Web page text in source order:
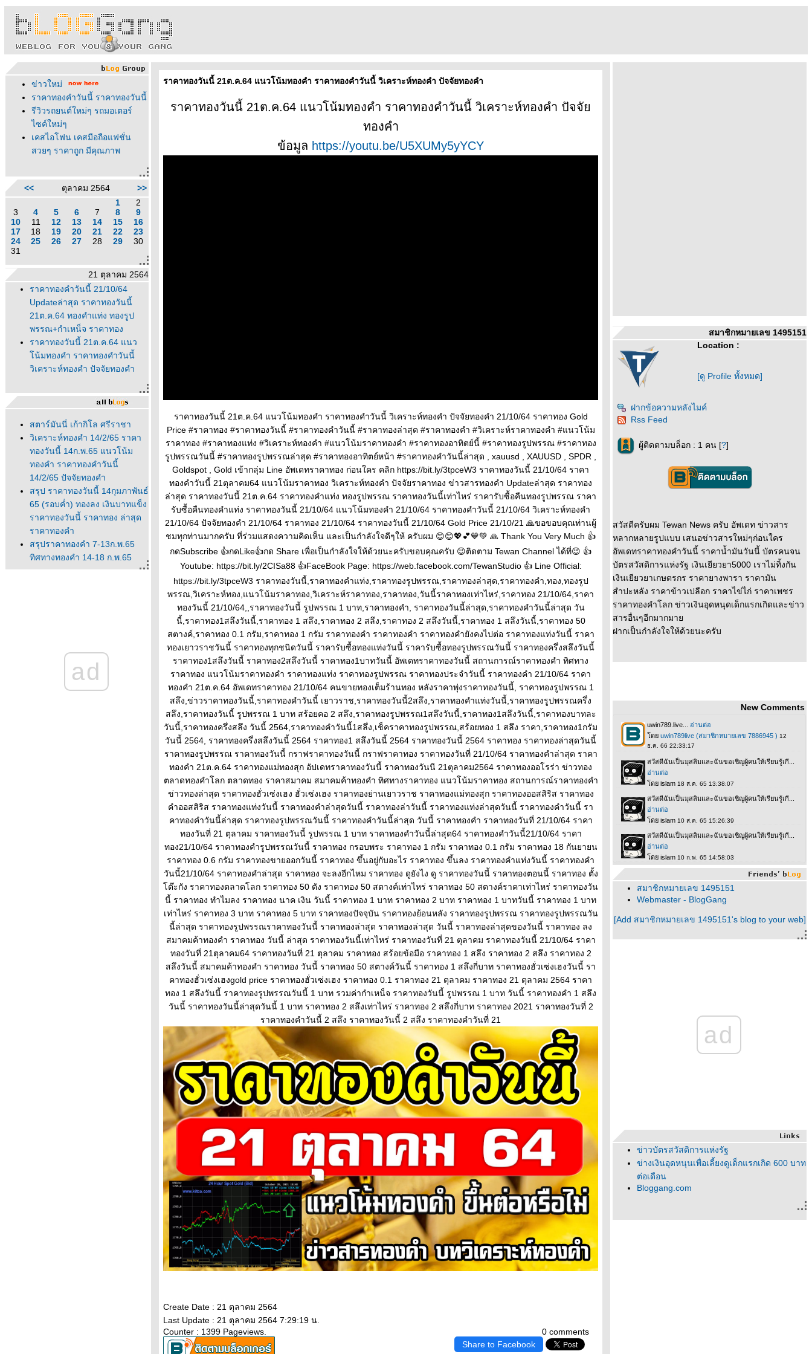
ข่าวใหม่
ราคาทองคำวันนี้ ราคาทองวันนี้
รีวิวรถยนต์ใหม่ๆ รถมอเตอร์
ไซค์ใหม่ๆ
เคสไอโฟน เคสมือถือแฟชั่น
สวยๆ ราคาถูก มีคุณภาพ
<< ตุลาคม 2564
>>
1
2
3
4 5 6 7 8
9
10
11 12 13 14 15
16
17
18 19 20 21 22
23
24
25 26 27 28 29
30
31
21 ตุลาคม 2564
ราคาทองคำวันนี้ 21/10/64
Updateล่าสุด ราคาทองวันนี้
21ต.ค.64 ทองคำแท่ง ทองรูป
พรรณ+กำเหน็จ ราคาทอง
ราคาทองวันนี้ 21ต.ค.64 แนว
น้มทองคำ ราคาทองคำวันนี้
วิเคราะห์ทองคำ ปัจจัยทองคำ
สตาร์มันนี่ เก้ากิโล ศรีราชา
วิเคราะห์ทองคำ 14/2/65 ราคา
ทองวันนี้ 14ก.พ.65 แนวโน้ม
ทองคำ ราคาทองคำวันนี้
14/2/65 ปัจจัยทองคำ
สรุป ราคาทองวันนี้ 14กุมภาพันธ์
65 (รอบค่ำ) ทองลง เงินบาทแข็ง
ราคาทองวันนี้ ราคาทอง ล่าสุด
ราคาทองคำ
สรุปราคาทองคำ 7-13ก.พ.65
ทิศทางทองคำ 14-18 ก.พ.65
นวโน้มทองคำ ราคาทองวันนี้
ราคาทองคำวันนี้ 11/2/65
Updateล่าสุด ราคาทองวันนี้
11ก.พ.65 ราคาทองคำแท่ง ราคา
ทองรูปพรรณ+กำเหน็จ ราค
ad
ราคาทองวันนี้ 21ต.ค.64 แนวโน้มทองคำ ราคาทองคำวันนี้ วิเคราะห์ทองคำ ปัจจัยทองคำ
ราคาทองวันนี้ 21ต.ค.64 แนวโน้มทองคำ ราคาทองคำวันนี้ วิเคราะห์ทองคำ ปัจจั
ทองคำ
ข้อมูล https://youtu.be/U5XUMy5yYCY
ราคาทองวันนี้ 21ต.ค.64 แนวโน้มทองคำ ราคาทองคำวันนี้ วิเคราะห์ทองคำ ปัจจัยทองคำ 21/10/64 ราคาทอง Gold
Price #ราคาทอง #ราคาทองวันนี้ #ราคาทองคำวันนี้ #ราคาทองล่าสุด #ราคาทองคำ #วิเคราะห์ราคาทองคำ #แนวโน้ม
ราคาทอง #ราคาทองแท่ง #วิเคราะห์ทองคำ #แนวโน้มราคาทองคำ #ราคาทองอาทิตย์นี้ #ราคาทองรูปพรรณ #ราคาทอง
รูปพรรณวันนี้ #ราคาทองรูปพรรณล่าสุด #ราคาทองอาทิตย์หน้า #ราคาทองคําวันนี้ล่าสุด , xauusd , XAUUSD , SPDR ,
Goldspot , Gold เข้ากลุ่ม Line อัพเดทราคาทอง ก่อนใคร คลิก https://bit.ly/3tpceW3 ราคาทองวันนี้ 21/10/64 ราคา
ทองคำวันนี้ 21ตุลาคม64 แนวโน้มราคาทอง วิเคราะห์ทองคำ ปัจจัยราคาทอง ข่าวสารทองคำ Updateล่าสุด ราคาทอง
ล่าสุด ราคาทองวันนี้ 21ต.ค.64 ราคาทองคำแท่ง ทองรูปพรรณ ราคาทองวันนี้เท่าไหร่ ราคารับซื้อคืนทองรูปพรรณ ราคา
รับซื้อคืนทองคำแท่ง ราคาทองวันนี้ 21/10/64 แนวโน้มทองคำ 21/10/64 ราคาทองคำวันนี้ 21/10/64 วิเคราะห์ทองคำ
21/10/64 ปัจจัยทองคำ 21/10/64 ราคาทอง 21/10/64 ราคาทองวันนี้ 21/10/64 Gold Price 21/10/21 🙏ขอขอบคุณท่านผู้
ชมทุกท่านมากครับ ที่ร่วมแสดงความคิดเห็น และเป็นกำลังใจดีๆให้ ครับผม 😊😊💖💕💙💚 🙏 Thank You Very Much 👍
กดSubscribe 👍กดLike👍กด Share เพื่อเป็นกำลังใจให้ด้วยนะครับขอบคุณครับ 😉ติดตาม Tewan Channel ได้ที่😉 👍
Youtube: https://bit.ly/2CISa88 👍FaceBook Page: https://web.facebook.com/TewanStudio 👍 Line Official:
https://bit.ly/3tpceW3 ราคาทองวันนี้,ราคาทองคำแท่ง,ราคาทองรูปพรรณ,ราคาทองล่าสุด,ราคาทองคำ,ทอง,ทองรูป
พรรณ,วิเคราะห์ทอง,แนวโน้มราคาทอง,วิเคราะห์ราคาทอง,ราคาทอง,วันนี้ราคาทองเท่าไหร่,ราคาทอง 21/10/64,ราคา
ทองวันนี้ 21/10/64,,ราคาทองวันนี้ รูปพรรณ 1 บาท,ราคาทองคํา, ราคาทองวันนี้ล่าสุด,ราคาทองคําวันนี้ล่าสุด วัน
นี้,ราคาทอง1สลึงวันนี้,ราคาทอง 1 สลึง,ราคาทอง 2 สลึง,ราคาทอง 2 สลึงวันนี้,ราคาทอง 1 สลึงวันนี้,ราคาทอง 50
สตางค์,ราคาทอง 0.1 กรัม,ราคาทอง 1 กรัม ราคาทองคำ ราคาทองคำ ราคาทองคำยังคงไปต่อ ราคาทองแท่งวันนี้ ราคา
ทองเยาวราชวันนี้ ราคาทองทุกชนิดวันนี้ ราคารับซื้อทองแท่งวันนี้ ราคารับซื้อทองรูปพรรณวันนี้ ราคาทองครึ่งสลึงวันนี้
ราคาทอง1สลึงวันนี้ ราคาทอง2สลึงวันนี้ ราคาทอง1บาทวันนี้ อัพเดทราคาทองวันนี้ สถานการณ์ราคาทองคำ ทิศทาง
ราคาทอง แนวโน้มราคาทองคำ ราคาทองแท่ง ราคาทองรูปพรรณ ราคาทองประจำวันนี้ ราคาทองคำ 21/10/64 ราคา
ทองคำ 21ต.ค.64 อัพเดทราคาทอง 21/10/64 คนขายทองเต็มร้านทอง หลังราคาพุ่งราคาทองวันนี้, ราคาทองรูปพรรณ 1
สลึง,ข่าวราคาทองวันนี้,ราคาทองคําวันนี้ เยาวราช,ราคาทองวันนี้2สลึง,ราคาทองคําแท่งวันนี้,ราคาทองรูปพรรณครึ่ง
สลึง,ราคาทองวันนี้ รูปพรรณ 1 บาท สร้อยคอ 2 สลึง,ราคาทองรูปพรรณ1สลึงวันนี้,ราคาทอง1สลึงวันนี้,ราคาทองบาทละ
วันนี้,ราคาทองครึ่งสลึง วันนี้ 2564,ราคาทองคําวันนี้1สลึ่ง,เช็คราคาทองรูปพรรณ,สร้อยทอง 1 สลึง ราคา,ราคาทอง1กรัม
วันนี้ 2564, ราคาทองครึ่งสลึงวันนี้ 2564 ราคาทอง1 สลึงวันนี้ 2564 ราคาทองวันนี้ 2564 ราคาทอง ราคาทองล่าสุดวันนี้
ราคาทองรูปพรรณ ราคาทองวันนี้ กราฟราคาทองวันนี้ กราฟราคาทอง ราคาทองวันที่ 21/10/64 ราคาทองคำล่าสุด ราคา
ทองคำ 21ต.ค.64 ราคาทองแม่ทองสุก อัปเดทราคาทองวันนี้ ราคาทองวันนี 21ตุลาคม2564 ราคาทองออโรร่า ข่าวทอง
ตลาดทองคำโลก ตลาดทอง ราคาสมาคม สมาคมค้าทองคำ ทิศทางราคาทอง แนวโน้มราคาทอง สถานการณ์ราคาทองคำ
ข่าวทองล่าสุด ราคาทองฮั่วเซ่งเฮง ฮั่วเซ่งเฮง ราคาทองย่านเยาวราช ราคาทองแม่ทองสุก ราคาทองออสสิริส ราคาทอง
คำออสสิริส ราคาทองแท่งวันนี้ ราคาทองคำล่าสุดวันนี้ ราคาทองล่าวันนี้ ราคาทองแท่งล่าสุดวันนี้ ราคาทองคําวันนี้ รา
คาทองคําวันนี้ล่าสุด ราคาทองรูปพรรณวันนี้ ราคาทองคําวันนี้ล่าสุด วันนี้ ราคาทองคํา ราคาทองวันที่ 21/10/64 ราคา
ทองวันที่ 21 ตุลาคม ราคาทองวันนี้ รูปพรรณ 1 บาท ราคาทองคําวันนี้ล่าสุด64 ราคาทองคําวันนี้21/10/64 ราคา
ทอง21/10/64 ราคาทองคํารูปพรรณวันนี้ ราคาทอง กรอบพระ ราคาทอง 1 กรัม ราคาทอง 0.1 กรัม ราคาทอง 18 กันยายน
ราคาทอง 0.6 กรัม ราคาทองขายออกวันนี้ ราคาทอง ขึ้นอยู่กับอะไร ราคาทอง ขึ้นลง ราคาทองคําแท่งวันนี้ ราคาทองคํา
วันนี้21/10/64 ราคาทองคําล่าสุด ราคาทอง จะลงอีกไหม ราคาทอง ดูยังไง ดู ราคาทองวันนี้ ราคาทองตอนนี้ ราคาทอง ตั้ง
ต๊ะกัง ราคาทองตลาดโลก ราคาทอง 50 ตัง ราคาทอง 50 สตางค์เท่าไหร่ ราคาทอง 50 สตางค์ราคาเท่าไหร่ ราคาทองวัน
นี้ ราคาทอง ทําไมลง ราคาทอง นาค เงิน วันนี้ ราคาทอง 1 บาท ราคาทอง 2 บาท ราคาทอง 1 บาทวันนี้ ราคาทอง 1 บาท
เท่าไหร่ ราคาทอง 3 บาท ราคาทอง 5 บาท ราคาทองปัจจุบัน ราคาทองย้อนหลัง ราคาทองรูปพรรณ ราคาทองรูปพรรณวัน
นี้ล่าสุด ราคาทองรูปพรรณราคาทองวันนี้ ราคาทองล่าสุด ราคาทองล่าสุด วันนี้ ราคาทองล่าสุดของวันนี้ ราคาทอง ลง
สมาคมค้าทองคํา ราคาทอง วันนี้ ล่าสุด ราคาทองวันนี้เท่าไหร่ ราคาทองวันที่ 21 ตุลาคม ราคาทองวันนี้ 21/10/64 ราคา
ทองวันที่ 21ตุลาคม64 ราคาทองวันที่ 21 ตุลาคม ราคาทอง สร้อยข้อมือ ราคาทอง 1 สลึง ราคาทอง 2 สลึง ราคาทอง 2
สลึงวันนี้ สมาคมค้าทองคํา ราคาทอง วันนี้ ราคาทอง 50 สตางค์วันนี้ ราคาทอง 1 สลึงกี่บาท ราคาทองฮั่วเซ่งเฮงวันนี้ รา
คาทองฮั่วเซ่งเฮงgold price ราคาทองฮั่วเซ่งเฮง ราคาทอง 0.1 ราคาทอง 21 ตุลาคม ราคาทอง 21 ตุลาคม 2564 ราคา
ทอง 1 สลึงวันนี้ ราคาทองรูปพรรณวันนี้ 1 บาท รวมค่ากําเหน็จ ราคาทองวันนี้ รูปพรรณ 1 บาท วันนี้ ราคาทองคํา 1 สลึง
วันนี้ ราคาทองวันนี้ล่าสุดวันนี้ 1 บาท ราคาทอง 2 สลึงเท่าไหร่ ราคาทอง 2 สลึงกี่บาท ราคาทอง 2021 ราคาทองวันที่ 2
ราคาทองคําวันนี้ 2 สลึง ราคาทองวันนี้ 2 สลึง ราคาทองคําวันที่ 21
Create Date : 21 ตุลาคม 2564
Last Update : 21 ตุลาคม 2564 7:29:19 น.
0 comments
Counter : 1399 Pageviews.
Share to Facebook
สมาชิกหมายเลข 1495151
Location :
[ดู Profile ทั้งหมด]
ฝากข้อความหลังไมค์
Rss Feed
ผู้ติดตามบล็อก : 1 คน [?]
สวัสดีครับผม Tewan News ครับ อัพเดท ข่าวสาร
หลากหลายรูปแบบ เสนอข่าวสารใหม่ๆก่อนใคร
อัพเดทราคาทองคำวันนี้ ราคาน้ำมันวันนี้ บัตรคนจน
บัตรสวัสดิการแห่งรัฐ เงินเยียวยา5000 เราไม่ทิ้งกัน
เงินเยียวยาเกษตรกร ราคายางพารา ราคามัน
สำปะหลัง ราคาข้าวเปลือก ราคาไข่ไก่ ราคาเพชร
ราคาทองคำโลก ข่าวเงินอุดหนุดเด็กแรกเกิดและข่าว
สารอื่นๆอีกมากมา
ฝากเป็นกำลังใจให้ด้วยนะครับ
New Comments
สมาชิกหมายเลข 1495151
Webmaster - BlogGang
[Add สมาชิกหมายเลข 1495151's blog to your web]
ad
ข่าวบัตรสวัสดิการแห่งรัฐ
ข่างเงินอุดหนุนเพื่อเลี้ยงดูเด็กแรกเกิด 600 บาท
ต่อเดือน
Bloggang.com